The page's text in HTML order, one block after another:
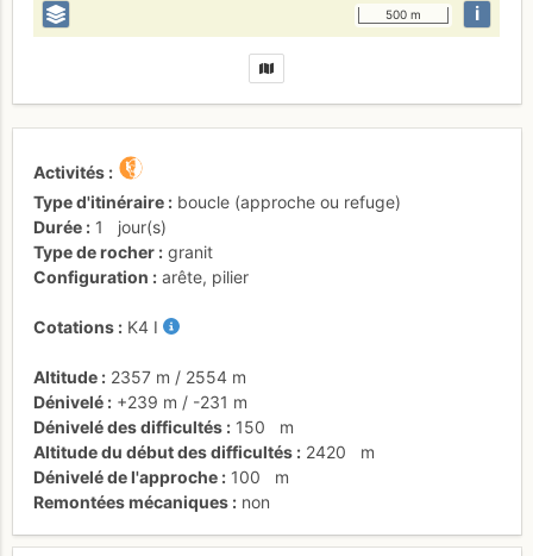
500 m i
Activités
Type d'itinéraire
boucle (approche ou refuge)
Durée
1
jour(s)
Type de rocher
granit
Configuration
arête, pilier
Cotations K4 I
Altitude 2357 m / 2554 m
Dénivelé
+239 m / -231 m
Dénivelé des difficultés
150
m
Altitude du début des difficultés
2420
m
Dénivelé de l'approche
100
m
Remontées mécaniques
non